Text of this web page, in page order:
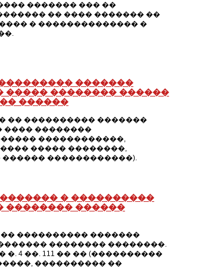
������� ��� ��
�� ���� ������� ��
� �������������� �
�������
����� �������� ������
������
�� ���������� �������
���� ��������
������������,
����� ��������,
������������).
� ����������
�������� ������
���������� �������
�������� ��������.
4 ��. 111 �� �� (����������
���������� ��